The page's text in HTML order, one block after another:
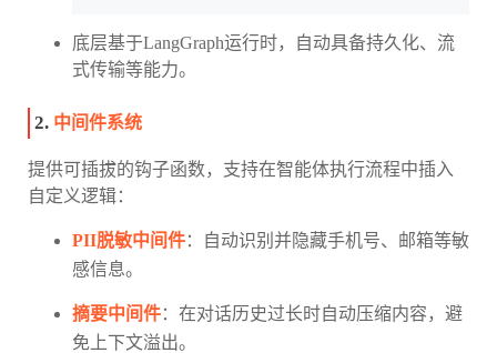
底层基于LangGraph运行时，自动具备持久化、流
式传输等能力。
2. 中间件系统
提供可插拔的钩子函数，支持在智能体执行流程中插入
自定义逻辑：
PII脱敏中间件：自动识别并隐藏手机号、邮箱等敏
感信息。
摘要中间件：在对话历史过长时自动压缩内容，避
免上下文溢出。